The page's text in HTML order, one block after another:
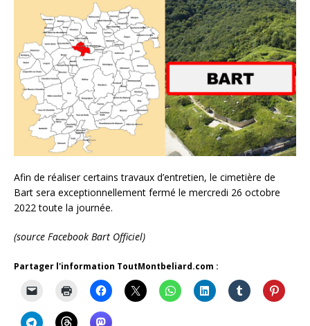
Afin de réaliser certains travaux d’entretien, le cimetière de
Bart sera exceptionnellement fermé le mercredi 26 octobre
2022 toute la journée.
(source Facebook Bart Officiel)
Partager l'information ToutMontbeliard.com :